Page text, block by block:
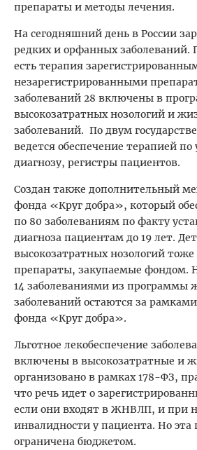
препараты и методы лечения.
На сегодняшний день в России
редких и орфанных заболеваний.
есть терапия
незарегистрированными
заболеваний 28 включены в
высокозатратных нозологий и
заболеваний. По двум
ведется обеспечение терапией
диагнозу, регистры пациентов.
Создан также дополнительный
фонда «Круг добра», который
по 80 заболеваниям по факту
диагноза пациентам до 19 лет.
высокозатратных нозологий
препараты, закупаемые фондом.
14 заболеваниями из
заболеваний остаются за
фонда «Круг добра».
Льготное лекобеспечение
включены в высокозатратные и
организовано в рамках 178-ФЗ,
что речь идет о
если они входят в ЖНВЛП, и при
инвалидности у пациента. Но эта
ограничена бюджетом.